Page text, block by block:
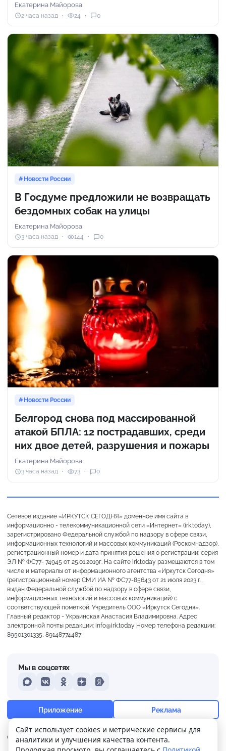
+27° Переменная облачность
Ощущается как +27
12 м/с 754 мм 64%
Екатерина Майорова
2 часа назад 24 0
Новости России
В Госдуме предложили не возвращать
бездомных собак на улицы
Екатерина Майорова
3 часа назад 144 0
Новости России
Белгород снова под массированной
атакой БПЛА: 12 пострадавших, среди
них двое детей, разрушения и пожары
Екатерина Майорова
3 часа назад 73 0
Сетевое издание «ИРКУТСК СЕГОДНЯ» доменное имя сайта в
информационно - телекоммуникационной сети «Интернет» (irk.today),
зарегистрировано Федеральной службой по надзору в сфере связи,
информационных технологий и массовых коммуникаций (Роскомнадзор),
регистрационный номер и дата принятия решения о регистрации: серия
ЭЛ № ФС77- 74945 от 25.01.2019г. На сайте irk.today размещаются в том
числе и материалы от информационного агентства «Иркутск Сегодня»
(регистрационный номер СМИ ИА № ФС77-85643 от 21 июля 2023 г.,
выдан Федеральной службой по надзору в сфере связи,
информационных технологий и массовых коммуникаций) с
соответствующей пометкой. Учредитель ООО «Иркутск Сегодня».
Главный редактор - Украинская Анастасия Владимировна. Адрес
электронной почты редакции: info@irk.today Номер телефона редакции:
89501301335, 89148774487
О нас Контакты
Прислать новость
Мы в соцсетях
MAXVKontakteOdnoklassniki
DzenYandex
Приложение Реклама
Сайт использует cookies и метрические сервисы для
аналитики и улучшения качества контента.